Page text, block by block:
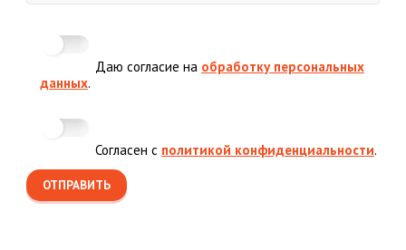
Даю согласие на обработку персональных
данных.
Согласен с политикой конфиденциальности.